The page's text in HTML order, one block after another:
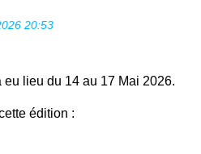
20:53
lieu du 14 au 17 Mai 2026.
édition :